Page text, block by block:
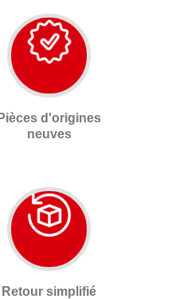
Pièces d'origines
neuves
Retour simplifié